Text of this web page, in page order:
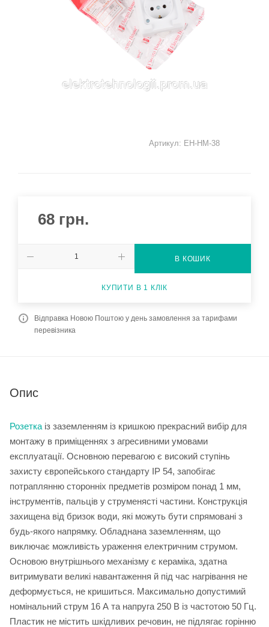
Артикул: EH-HM-38
68 грн.
В КОШИК
КУПИТИ В 1 КЛІК
Відправка Новою Поштою у день замовлення за тарифами
перевізника
Опис
Розетка із заземленням із кришкою прекрасний вибір для
монтажу в приміщеннях з агресивними умовами
експлуатації. Основною перевагою є високий ступінь
захисту європейського стандарту IP 54, запобігає
потраплянню сторонніх предметів розміром понад 1 мм,
інструментів, пальців у струменясті частини. Конструкція
захищена від бризок води, які можуть бути спрямовані з
будь-якого напрямку. Обладнана заземленням, що
виключає можливість ураження електричним струмом.
Основою внутрішнього механізму є кераміка, здатна
витримувати великі навантаження й під час нагрівання не
деформується, не кришиться. Максимально допустимий
номінальний струм 16 А та напруга 250 В із частотою 50 Гц.
Пластик не містить шкідливих речовин, не підлягає горінню